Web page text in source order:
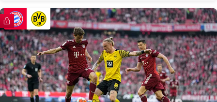
FC Bayern TV PLUS